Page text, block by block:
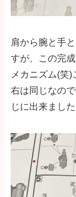
肩から腕と手
すが、この完
メカニズム(笑
右は同じなの
じに出来ました